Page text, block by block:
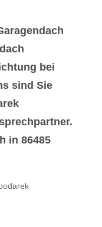
bei
sind Sie
in 86485